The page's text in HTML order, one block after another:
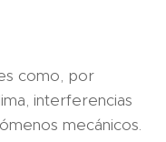
como, por
interferencias
mecánicos.